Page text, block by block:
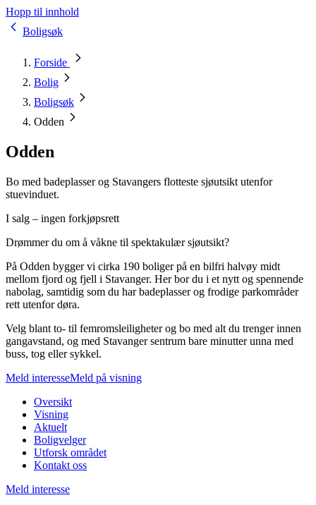
Hopp til innhold
Boligsøk
Forside
Bolig
Boligsøk
Odden
Odden
Bo med badeplasser og Stavangers flotteste sjøutsikt utenfor
stuevinduet.
I salg – ingen forkjøpsrett
Drømmer du om å våkne til spektakulær sjøutsikt?
På Odden bygger vi cirka 190 boliger på en bilfri halvøy midt
mellom fjord og fjell i Stavanger. Her bor du i et nytt og spennende
nabolag, samtidig som du har badeplasser og frodige parkområder
rett utenfor døra.
Velg blant to- til femromsleiligheter og bo med alt du trenger innen
gangavstand, og med Stavanger sentrum bare minutter unna med
buss, tog eller sykkel.
Meld interesseMeld på visning
Oversikt
Visning
Aktuelt
Boligvelger
Utforsk området
Kontakt oss
Meld interesse